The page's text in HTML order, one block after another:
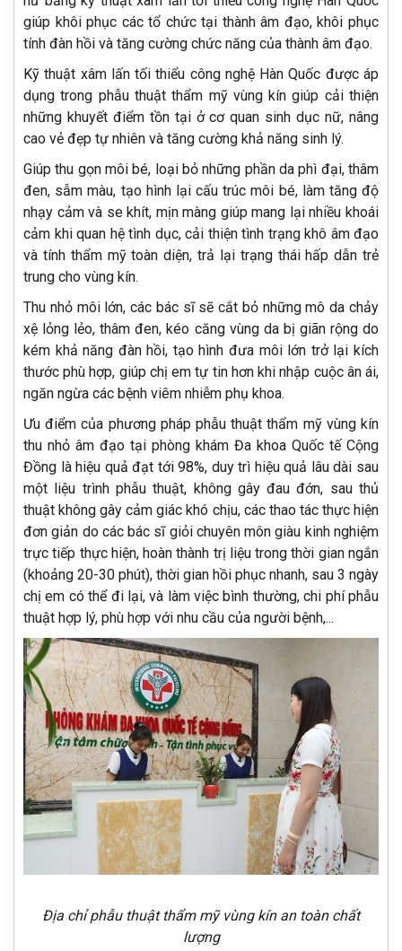
giúp khôi phục các tổ chức tại thành âm đạo, khôi phục
tính đàn hồi và tăng cường chức năng của thành âm đạo.
Kỹ thuật xâm lấn tối thiểu công nghệ Hàn Quốc được áp
dụng trong phẫu thuật thẩm mỹ vùng kín giúp cải thiện
những khuyết điểm tồn tại ở cơ quan sinh dục nữ, nâng
cao vẻ đẹp tự nhiên và tăng cường khả năng sinh lý.
Giúp thu gọn môi bé, loại bỏ những phần da phì đại, thâm
đen, sẫm màu, tạo hình lại cấu trúc môi bé, làm tăng độ
nhạy cảm và se khít, mịn màng giúp mang lại nhiều khoái
cảm khi quan hệ tình dục, cải thiện tình trạng khô âm đạo
và tính thẩm mỹ toàn diện, trả lại trạng thái hấp dẫn trẻ
trung cho vùng kín.
Thu nhỏ môi lớn, các bác sĩ sẽ cắt bỏ những mô da chảy
xệ lỏng lẻo, thâm đen, kéo căng vùng da bị giãn rộng do
kém khả năng đàn hồi, tạo hình đưa môi lớn trở lại kích
thước phù hợp, giúp chị em tự tin hơn khi nhập cuộc ân ái,
ngăn ngừa các bệnh viêm nhiễm phụ khoa.
Ưu điểm của phương pháp phẫu thuật thẩm mỹ vùng kín
thu nhỏ âm đạo tại phòng khám Đa khoa Quốc tế Cộng
Đồng là hiệu quả đạt tới 98%, duy trì hiệu quả lâu dài sau
một liệu trình phẫu thuật, không gây đau đớn, sau thủ
thuật không gây cảm giác khó chịu, các thao tác thực hiện
đơn giản do các bác sĩ giỏi chuyên môn giàu kinh nghiệm
trực tiếp thực hiện, hoàn thành trị liệu trong thời gian ngắn
(khoảng 20-30 phút), thời gian hồi phục nhanh, sau 3 ngày
chị em có thể đi lại, và làm việc bình thường, chi phí phẫu
thuật hợp lý, phù hợp với nhu cầu của người bệnh,...
Địa chỉ phẫu thuật thẩm mỹ vùng kín an toàn chất
lượng